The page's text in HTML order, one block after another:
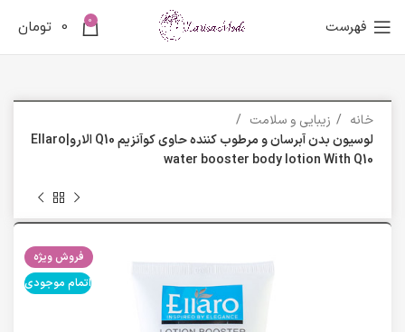
فهرست 0
0 تومان
خانه
زیبایی و سلامت
لوسیون بدن آبرسان و مرطوب کننده حاوی کوآنزیم Q10 الارو|Ellaro
water booster body lotion With Q10
فروش ویژه
اتمام موجودی